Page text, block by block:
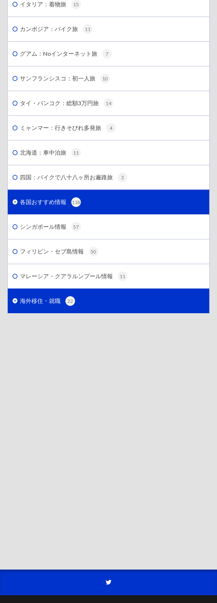
イタリア：着物旅 15
カンボジア：バイク旅 11
グアム：Noインターネット旅 7
サンフランシスコ：初一人旅 10
タイ・バンコク：総額3万円旅 14
ミャンマー：行きそびれ多発旅 4
北海道：車中泊旅 11
四国：バイクで八十八ヶ所お遍路旅 3
各国おすすめ情報 118
シンガポール情報 57
フィリピン・セブ島情報 50
マレーシア・クアラルンプール情報 11
海外移住・就職 22